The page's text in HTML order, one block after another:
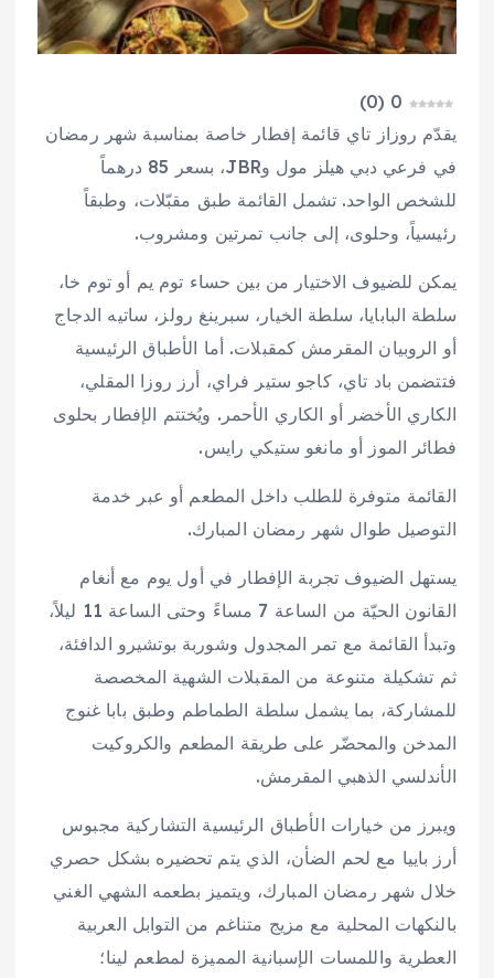
0
(
0
)
يقدّم روزاز تاي قائمة إفطار خاصة بمناسبة شهر رمضان
في فرعي دبي هيلز مول وJBR، بسعر 85 درهماً
للشخص الواحد. تشمل القائمة طبق مقبّلات، وطبقاً
رئيسياً، وحلوى، إلى جانب تمرتين ومشروب.
يمكن للضيوف الاختيار من بين حساء توم يم أو توم خا،
سلطة البابايا، سلطة الخيار، سبرينغ رولز، ساتيه الدجاج
أو الروبيان المقرمش كمقبلات. أما الأطباق الرئيسية
فتتضمن باد تاي، كاجو ستير فراي، أرز روزا المقلي،
الكاري الأخضر أو الكاري الأحمر. ويُختتم الإفطار بحلوى
فطائر الموز أو مانغو ستيكي رايس.
القائمة متوفرة للطلب داخل المطعم أو عبر خدمة
التوصيل طوال شهر رمضان المبارك.
يستهل الضيوف تجربة الإفطار في أول يوم مع أنغام
القانون الحيّة من الساعة 7 مساءً وحتى الساعة 11 ليلاً،
وتبدأ القائمة مع تمر المجدول وشوربة بوتشيرو الدافئة،
ثم تشكيلة متنوعة من المقبلات الشهية المخصصة
للمشاركة، بما يشمل سلطة الطماطم وطبق بابا غنوج
المدخن والمحضّر على طريقة المطعم والكروكيت
الأندلسي الذهبي المقرمش.
ويبرز من خيارات الأطباق الرئيسية التشاركية مجبوس
أرز باييا مع لحم الضأن، الذي يتم تحضيره بشكل حصري
خلال شهر رمضان المبارك، ويتميز بطعمه الشهي الغني
بالنكهات المحلية مع مزيج متناغم من التوابل العربية
العطرية واللمسات الإسبانية المميزة لمطعم لينا؛